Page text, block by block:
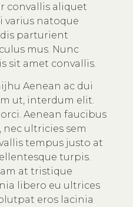
convallis aliquet
varius natoque
parturient
mus. Nunc
sit amet convallis.
Aenean ac dui
ut, interdum elit.
Aenean faucibus
ultricies sem
tempus justo at
turpis.
at tristique
libero eu ultrices
eros lacinia